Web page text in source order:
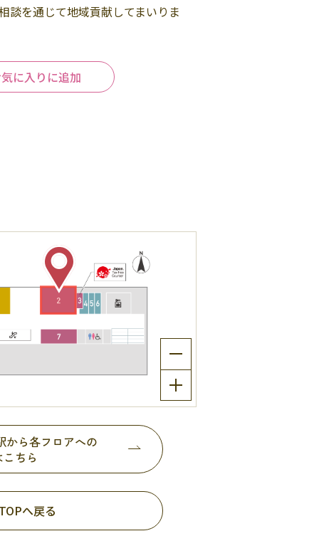
談を通じて地域貢献してまいりま
に入りに追加
から各フロアへの
ちら
へ戻る